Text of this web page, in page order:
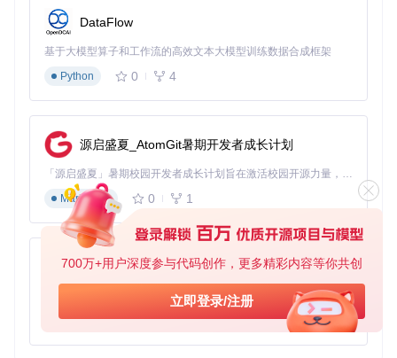
700万+用户深度参与代码创作，更多精彩内容等你共创
立即登录/注册
界面快速熟悉与基础操作
右侧预览区：实时显示图表渲染效果，支持缩放和平移操作
顶部工具栏
创建第一个流程图
目标：制作一个简单的工作流程图
：在左侧编辑框输入以
下代码：
graph LR
DataFlow
基于大模型算子和工作流的高效文本大模型训练数据合成框架
Python
0 4
源启盛夏_AtomGit暑期开发者成长计划
「源启盛夏」暑期校园开发者成长计划旨在激活校园开源力量，通过积分激励、认证扶持、资源倾斜等形式，引导高校组织和开发者完成「入驻 — 建项目 — 做贡献 — 获认证 — 得资源」的完整闭环。无论你是想带领社团入驻平台的组织者，还是希望用代码贡献证明自己的开发者，都能在这里找到属于你的成长路径。
Markdown
0 1
py-xiaozhi
基于Python的Xiaozhi AI，适用于想要完整Xiaozhi体验而无需拥有专用硬件的用户。
Python
0 1